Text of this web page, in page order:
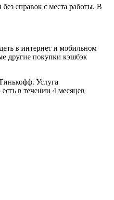
справок с места работы. В
в интернет и мобильном
другие покупки кэшбэк
Услуга
в течении 4 месяцев